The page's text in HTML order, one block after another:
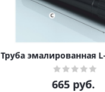
Труба эмалированная
665 руб.